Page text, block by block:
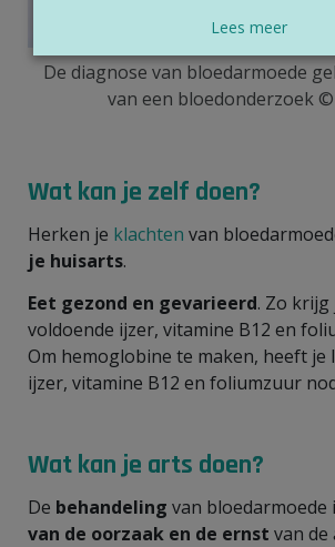
De diagnose van bloedarmoede
van een bloedonderzoek ©
Wat kan je zelf doen?
Herken je klachten van
je huisarts.
Eet gezond en gevarieerd. Zo krijg
voldoende ijzer, vitamine B12 en
Om hemoglobine te maken, heeft je
ijzer, vitamine B12 en foliumzuur
Wat kan je arts doen?
De behandeling van bloedarmoede
van de oorzaak en de ernst van de
Lees meer